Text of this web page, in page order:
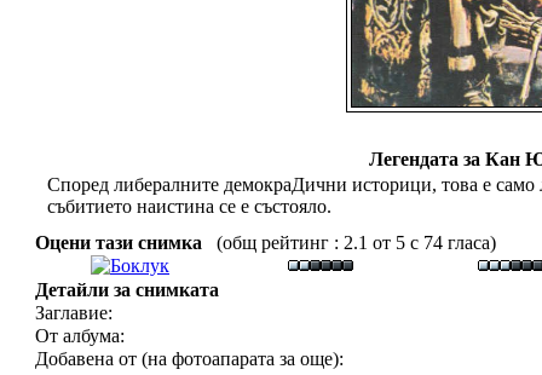
Легендата за Кан
Според либералните демокраДични историци, това е
събитието наистина се е състояло.
Оцени тази снимка
(общ рейтинг : 2.1 от 5 с 74 гласа)
Детайли за снимката
Заглавие:
От албума:
Добавена от (на фотоапарата за още):